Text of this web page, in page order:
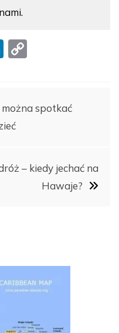
Li
e
dI
y
k
spotkać
– kiedy jechać na
Hawaje?